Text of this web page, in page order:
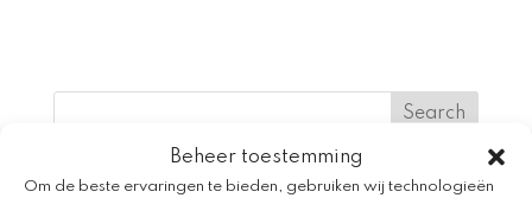
Beheer toestemming
Om de beste ervaringen te bieden, gebruiken wij technologieën
Recent Posts